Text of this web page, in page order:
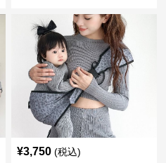
¥3,750 (税込)